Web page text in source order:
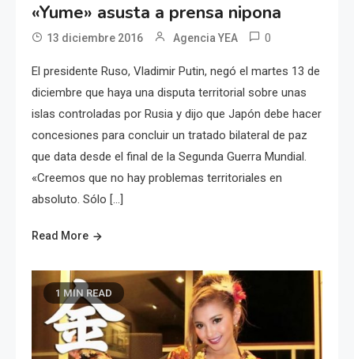
«Yume» asusta a prensa nipona
13 diciembre 2016 Agencia YEA 0
El presidente Ruso, Vladimir Putin, negó el martes 13 de
diciembre que haya una disputa territorial sobre unas
islas controladas por Rusia y dijo que Japón debe hacer
concesiones para concluir un tratado bilateral de paz
que data desde el final de la Segunda Guerra Mundial.
«Creemos que no hay problemas territoriales en
absoluto. Sólo […]
Read More
1 MIN READ